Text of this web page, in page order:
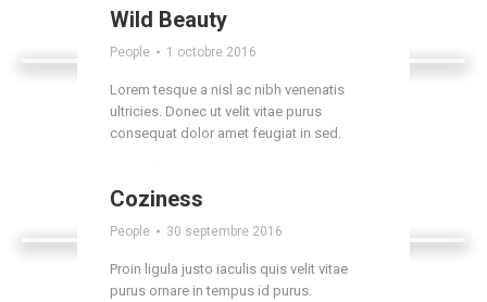
Wild Beauty
People 1 octobre 2016
Lorem tesque a nisl ac nibh venenatis
ultricies. Donec ut velit vitae purus
consequat dolor amet feugiat in sed.
Coziness
People 30 septembre 2016
Proin ligula justo iaculis quis velit vitae
purus ornare in tempus id purus.